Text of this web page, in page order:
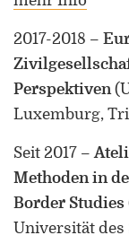
2017-2018 –
Perspektiven
Luxemburg,
Seit 2017 –
Methoden in
Border Studies
Universität des